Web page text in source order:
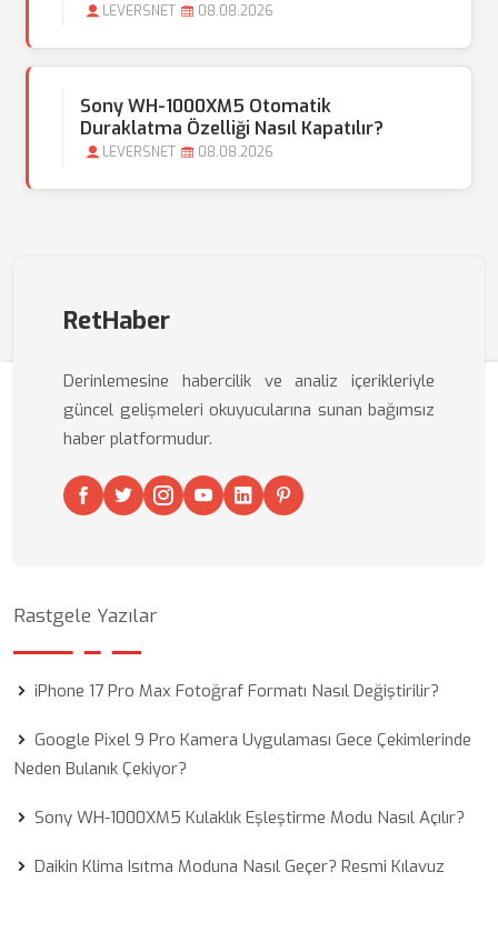
LEVERSNET 08.08.2026
Sony WH-1000XM5 Otomatik
Duraklatma Özelliği Nasıl Kapatılır?
LEVERSNET 08.08.2026
RetHaber
Derinlemesine habercilik ve analiz içerikleriyle
güncel gelişmeleri okuyucularına sunan bağımsız
haber platformudur.
Rastgele Yazılar
iPhone 17 Pro Max Fotoğraf Formatı Nasıl Değiştirilir?
Google Pixel 9 Pro Kamera Uygulaması Gece Çekimlerinde
Neden Bulanık Çekiyor?
Sony WH-1000XM5 Kulaklık Eşleştirme Modu Nasıl Açılır?
Daikin Klima Isıtma Moduna Nasıl Geçer? Resmi Kılavuz